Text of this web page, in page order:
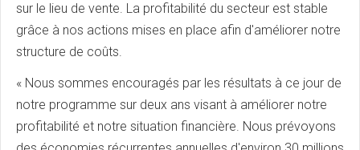
sur le lieu de vente. La profitabilité du secteur est stable
grâce à nos actions mises en place afin d'améliorer notre
structure de coûts.
« Nous sommes encouragés par les résultats à ce jour de
notre programme sur deux ans visant à améliorer notre
profitabilité et notre situation financière. Nous prévoyons